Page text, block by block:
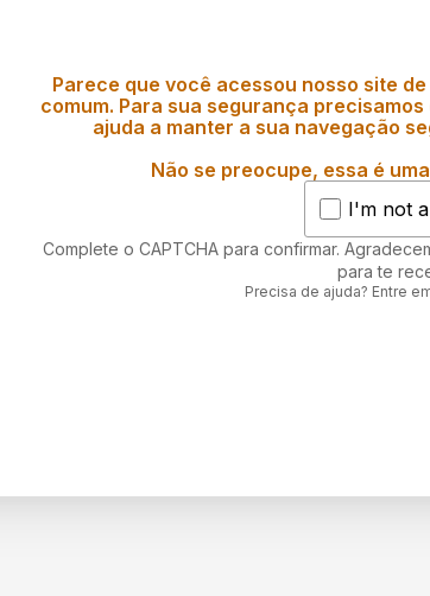
Parece que você acessou nosso site
comum. Para sua segurança
ajuda a manter a sua navegação
Não se preocupe, essa é
I'm not
Complete o CAPTCHA para confirmar.
para te
Precisa de ajuda? Entre